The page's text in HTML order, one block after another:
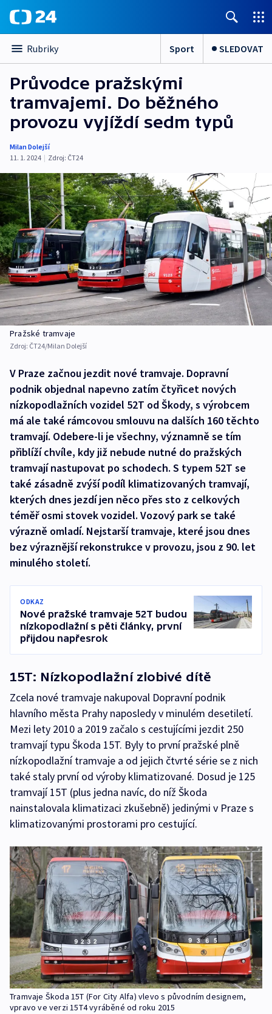
Rubriky Sport SLEDOVAT
Průvodce pražskými
tramvajemi. Do běžného
provozu vyjíždí sedm typů
Milan Dolejší
11. 1. 2024 | Zdroj: ČT24
Pražské tramvaje
Zdroj: ČT24/Milan Dolejší
V Praze začnou jezdit nové tramvaje. Dopravní
podnik objednal napevno zatím čtyřicet nových
nízkopodlažních vozidel 52T od Škody, s výrobcem
má ale také rámcovou smlouvu na dalších 160 těchto
tramvají. Odebere-li je všechny, významně se tím
přiblíží chvíle, kdy již nebude nutné do pražských
tramvají nastupovat po schodech. S typem 52T se
také zásadně zvýší podíl klimatizovaných tramvají,
kterých dnes jezdí jen něco přes sto z celkových
téměř osmi stovek vozidel. Vozový park se také
výrazně omladí. Nejstarší tramvaje, které jsou dnes
bez výraznější rekonstrukce v provozu, jsou z 90. let
minulého století.
ODKAZ
Nové pražské tramvaje 52T budou
nízkopodlažní s pěti články, první
přijdou napřesrok
15T: Nízkopodlažní zlobivé dítě
Zcela nové tramvaje nakupoval Dopravní podnik
hlavního města Prahy naposledy v minulém desetiletí.
Mezi lety 2010 a 2019 začalo s cestujícími jezdit 250
tramvají typu Škoda 15T. Byly to první pražské plně
nízkopodlažní tramvaje a od jejich čtvrté série se z nich
také staly první od výroby klimatizované. Dosud je 125
tramvají 15T (plus jedna navíc, do níž Škoda
nainstalovala klimatizaci zkušebně) jedinými v Praze s
klimatizovanými prostorami pro cestující.
Tramvaje Škoda 15T (For City Alfa) vlevo s původním designem,
vpravo ve verzi 15T4 vyráběné od roku 2015